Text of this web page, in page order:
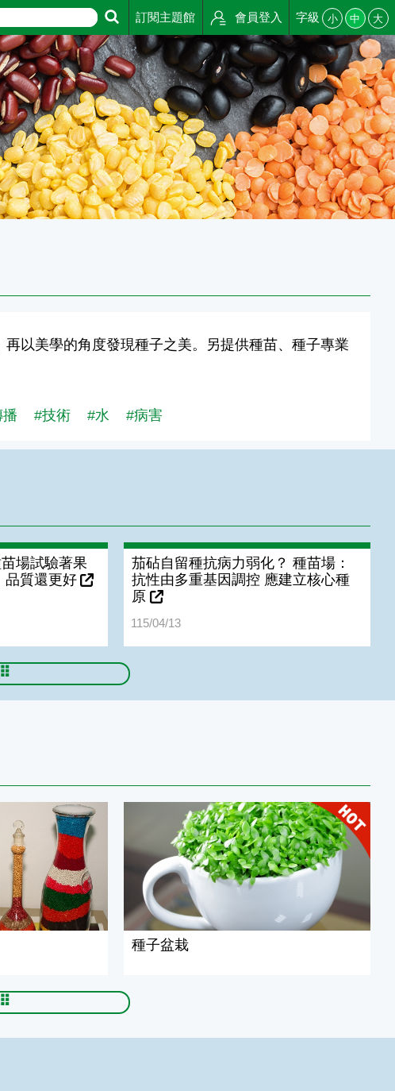
訂閱主題館 會員登入 字級 小 中 大
以美學的角度發現種子之美。另提供種苗、種子專業
#技術 #水 #病害
場試驗著果
品質還更好
茄砧自留種抗病力弱化？ 種苗場：
抗性由多重基因調控 應建立核心種
原
115/04/13
種子盆栽